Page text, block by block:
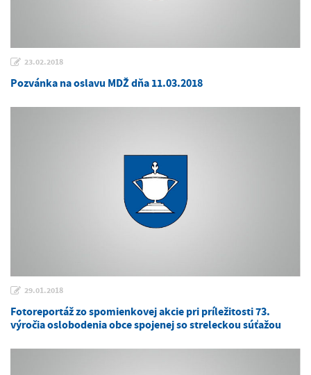
23.02.2018
Pozvánka na oslavu MDŽ dňa 11.03.2018
29.01.2018
Fotoreportáž zo spomienkovej akcie pri príležitosti 73.
výročia oslobodenia obce spojenej so streleckou súťažou